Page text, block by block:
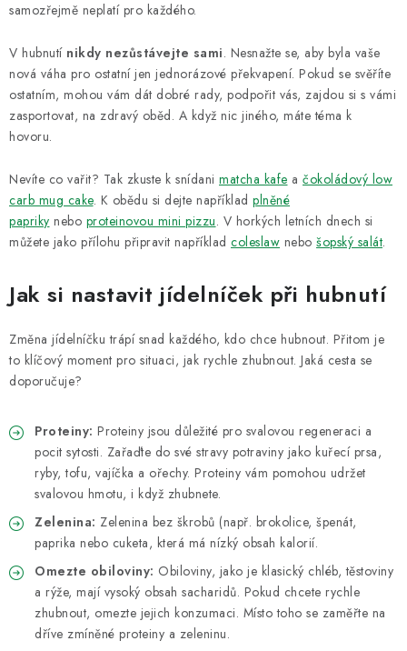
samozřejmě neplatí pro každého.
V hubnutí nikdy nezůstávejte sami. Nesnažte se, aby byla vaše
nová váha pro ostatní jen jednorázové překvapení. Pokud se svěříte
ostatním, mohou vám dát dobré rady, podpořit vás, zajdou si s vámi
zasportovat, na zdravý oběd. A když nic jiného, máte téma k
hovoru.
Nevíte co vařit? Tak zkuste k snídani matcha kafe a čokoládový low
carb mug cake. K obědu si dejte například plněné
papriky nebo proteinovou mini pizzu. V horkých letních dnech si
můžete jako přílohu připravit například coleslaw nebo šopský salát.
Jak si nastavit jídelníček při hubnutí
Změna jídelníčku trápí snad každého, kdo chce hubnout. Přitom je
to klíčový moment pro situaci, jak rychle zhubnout. Jaká cesta se
doporučuje?
Proteiny: Proteiny jsou důležité pro svalovou regeneraci a
pocit sytosti. Zařaďte do své stravy potraviny jako kuřecí prsa,
ryby, tofu, vajíčka a ořechy. Proteiny vám pomohou udržet
svalovou hmotu, i když zhubnete.
Zelenina: Zelenina bez škrobů (např. brokolice, špenát,
paprika nebo cuketa, která má nízký obsah kalorií.
Omezte obiloviny: Obiloviny, jako je klasický chléb, těstoviny
a rýže, mají vysoký obsah sacharidů. Pokud chcete rychle
zhubnout, omezte jejich konzumaci. Místo toho se zaměřte na
dříve zmíněné proteiny a zeleninu.